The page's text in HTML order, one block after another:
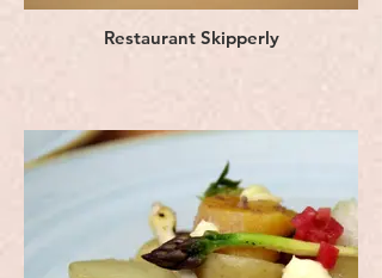
Restaurant Skipperly